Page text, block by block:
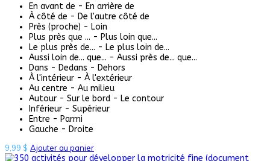
En avant de - En arrière de
À côté de - De l'autre côté de
Près (proche) - Loin
Plus près que ... - Plus loin que...
Le plus près de... - Le plus loin de...
Aussi loin de... que... - Aussi près de... que...
Dans - Dedans - Dehors
À l'intérieur - À l'extérieur
Au centre - Au milieu
Autour - Sur le bord - Le contour
Inférieur - Supérieur
Entre - Parmi
Gauche - Droite
9,99 $ Ajouter au panier